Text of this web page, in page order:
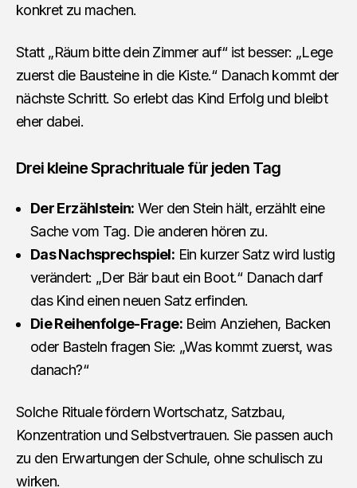
konkret zu machen.
Statt „Räum bitte dein Zimmer auf“ ist besser: „Lege
zuerst die Bausteine in die Kiste.“ Danach kommt der
nächste Schritt. So erlebt das Kind Erfolg und bleibt
eher dabei.
Drei kleine Sprachrituale für jeden Tag
Der Erzählstein: Wer den Stein hält, erzählt eine
Sache vom Tag. Die anderen hören zu.
Das Nachsprechspiel: Ein kurzer Satz wird lustig
verändert: „Der Bär baut ein Boot.“ Danach darf
das Kind einen neuen Satz erfinden.
Die Reihenfolge-Frage:Beim Anziehen, Backen
oder Basteln fragen Sie: „Was kommt zuerst, was
danach?“
Solche Rituale fördern Wortschatz, Satzbau,
Konzentration und Selbstvertrauen. Sie passen auch
zu den Erwartungen der Schule, ohne schulisch zu
wirken.